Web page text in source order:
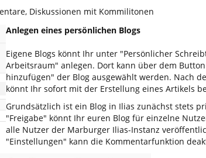
Diskussionen mit Kommilitonen
Anlegen eines persönlichen Blogs
Eigene Blogs könnt Ihr unter "Persönlicher
Arbeitsraum" anlegen. Dort kann über dem
hinzufügen" der Blog ausgewählt werden. Nach
könnt Ihr sofort mit der Erstellung eines Artikels
Grundsätzlich ist ein Blog in Ilias zunächst stets
"Freigabe" könnt Ihr euren Blog für einzelne
alle Nutzer der Marburger Ilias-Instanz
"Einstellungen" kann die Kommentarfunktion